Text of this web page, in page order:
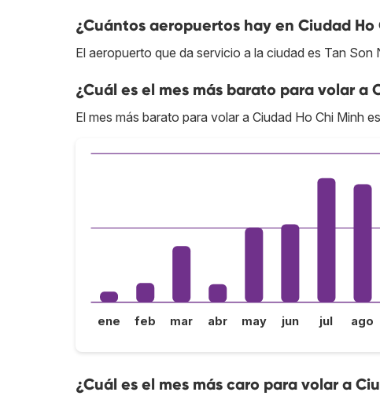
¿Cuántos aeropuertos hay en Ciudad Ho
El aeropuerto que da servicio a la ciudad es Tan Son
¿Cuál es el mes más barato para volar a
El mes más barato para volar a Ciudad Ho Chi Minh
ene feb mar abr may jun jul ago
¿Cuál es el mes más caro para volar a